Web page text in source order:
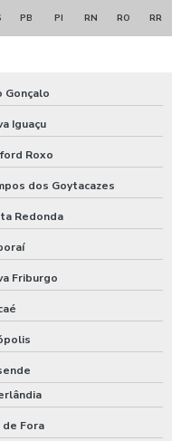
preço
PB PI RN RO RR
Gonçalo
Iguaçu
Roxo
dos Goytacazes
Redonda
Friburgo
de Fora